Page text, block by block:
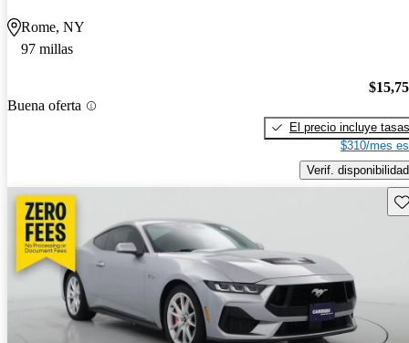
Rome, NY
97 millas
Buena oferta
El precio incluye tasas
$310/mes
Verif. disponibilidad